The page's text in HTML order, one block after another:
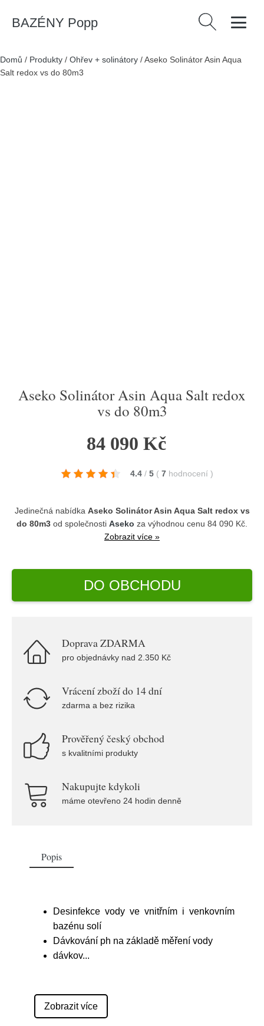
BAZÉNY Popp Vyhledávání
Domů / Produkty / Ohřev + solinátory /Aseko Solinátor Asin Aqua
Salt redox vs do 80m3
Aseko Solinátor Asin Aqua Salt redox
vs do 80m3
84 090 Kč
4.4 / 5 ( 7 hodnocení )
Jedinečná nabídka Aseko Solinátor Asin Aqua Salt redox vs
do 80m3 od společnosti Aseko za výhodnou cenu 84 090 Kč.
Zobrazit více »
DO OBCHODU
Doprava ZDARMA
pro objednávky nad 2.350 Kč
Vrácení zboží do 14 dní
zdarma a bez rizika
Prověřený český obchod
s kvalitními produkty
Nakupujte kdykoli
máme otevřeno 24 hodin denně
Popis
Desinfekce vody ve vnitřním i venkovním
bazénu solí
Dávkování ph na základě měření vody
dávkov...
Zobrazit více